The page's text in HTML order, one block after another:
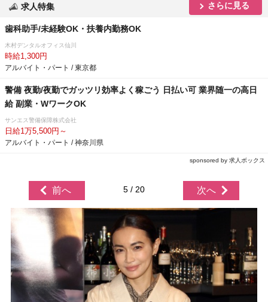
求人特集 さらに見る
歯科助手/未経験OK・扶養内勤務OK
木村デンタルオフィス仙川
時給1,300円
アルバイト・パート / 東京都
警備 夜勤/夜勤でガッツリ効率よく稼ごう 日払い可 業界随一の高日
給 副業・WワークOK
サンエス警備保障株式会社
日給1万5,500円～
アルバイト・パート / 神奈川県
sponsored by 求人ボックス
前へ 5 / 20 次へ